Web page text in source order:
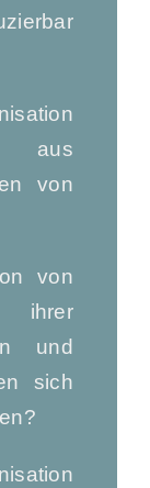
aus
von
von
ihrer
und
sich